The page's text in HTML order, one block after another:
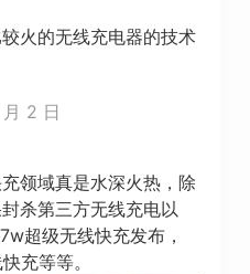
火的无线充电器的技术
2 日
领域真是水深火热，除
杀第三方无线充电以
超级无线快充发布，
充等等。